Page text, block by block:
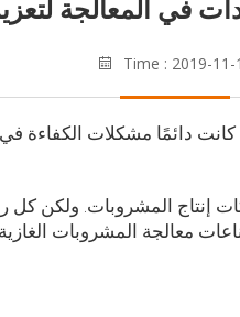
Time : 2019-11-
دائمًا مشكلات الكفاءة في
إنتاج المشروبات. ولكن كل
معالجة المشروبات الغازية